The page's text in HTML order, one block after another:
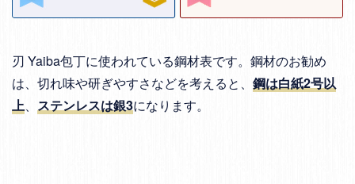
刃 Yaiba包丁に使われている鋼材表です。鋼材のお勧め
は、切れ味や研ぎやすさなどを考えると、 鋼は白紙2号以
上、 ステンレスは銀3になります。